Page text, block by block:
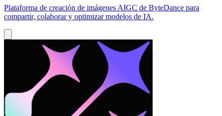
Plataforma de creación de imágenes AIGC de ByteDance para
compartir, colaborar y optimizar modelos de IA.